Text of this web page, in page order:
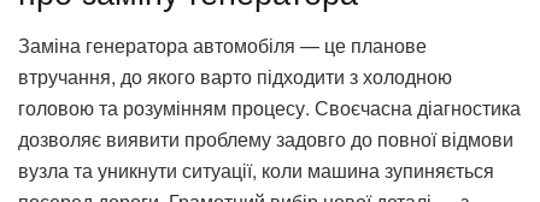
Заміна генератора автомобіля — це планове
втручання, до якого варто підходити з холодною
головою та розумінням процесу. Своєчасна діагностика
дозволяє виявити проблему задовго до повної відмови
вузла та уникнути ситуації, коли машина зупиняється